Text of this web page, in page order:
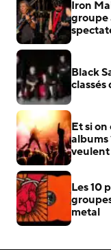
Iron
groupe
Black
Et si
albums
Les 10
metal